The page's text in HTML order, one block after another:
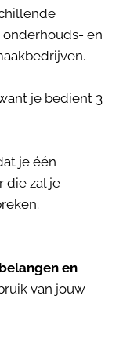
onderhouds- en
je bedient 3
je één
die zal je
en
van jouw